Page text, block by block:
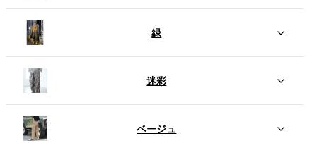
緑
迷彩
ベージュ